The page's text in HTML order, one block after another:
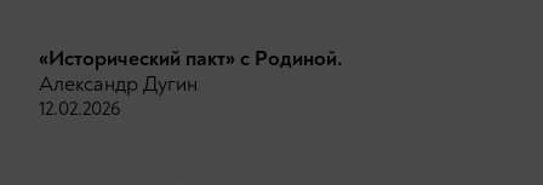
«Исторический пакт» с Родиной.
Александр Дугин
12.02.2026